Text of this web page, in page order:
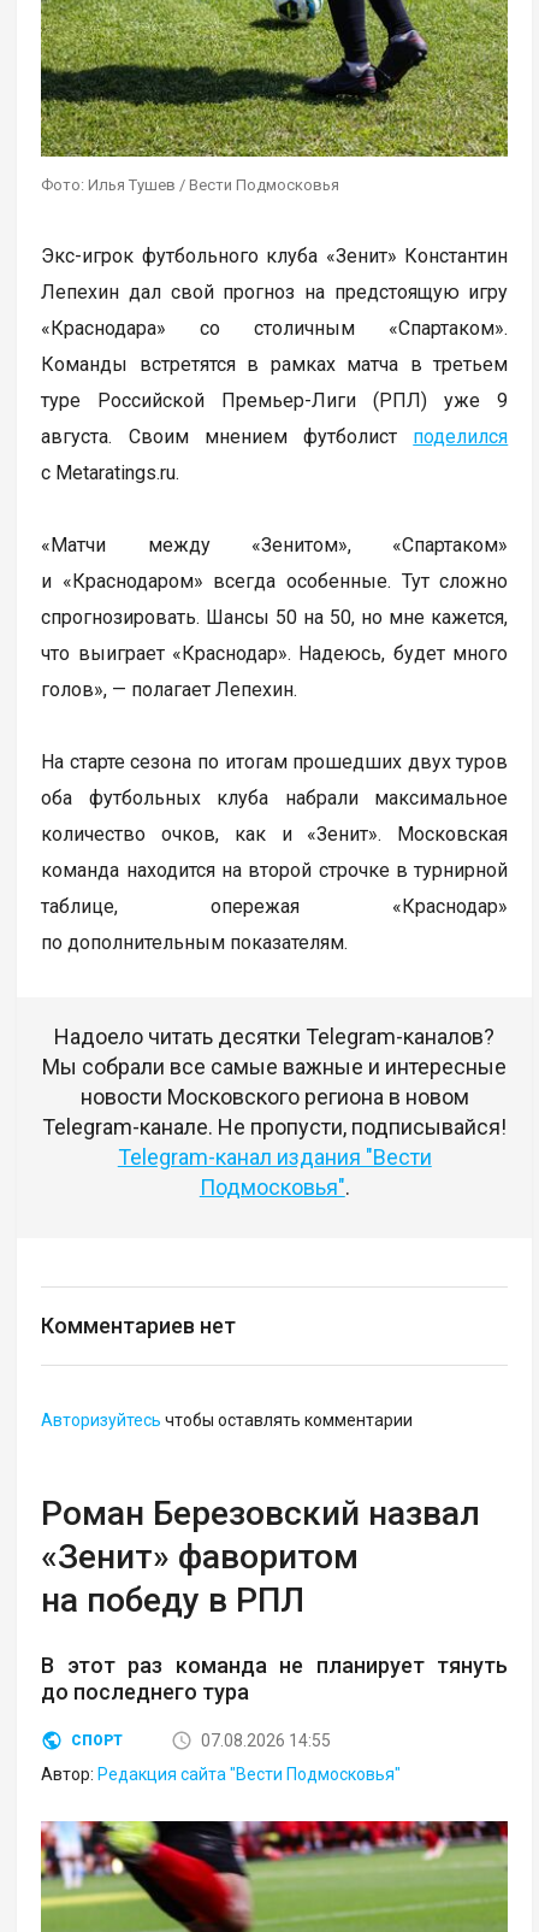
Фото: Илья Тушев / Вести Подмосковья
Экс-игрок футбольного клуба «Зенит» Константин
Лепехин дал свой прогноз на предстоящую игру
«Краснодара» со столичным «Спартаком».
Команды встретятся в рамках матча в третьем
туре Российской Премьер-Лиги (РПЛ) уже 9
августа. Своим мнением футболист поделился
с Metaratings.ru.
«Матчи между «Зенитом», «Спартаком»
и «Краснодаром» всегда особенные. Тут сложно
спрогнозировать. Шансы 50 на 50, но мне кажется,
что выиграет «Краснодар». Надеюсь, будет много
голов», — полагает Лепехин.
На старте сезона по итогам прошедших двух туров
оба футбольных клуба набрали максимальное
количество очков, как и «Зенит». Московская
команда находится на второй строчке в турнирной
таблице, опережая «Краснодар»
по дополнительным показателям.
Надоело читать десятки Telegram-каналов?
Мы собрали все самые важные и интересные
новости Московского региона в новом
Telegram-канале. Не пропусти, подписывайся!
Telegram-канал издания "Вести
Подмосковья".
Комментариев нет
Авторизуйтесь чтобы оставлять комментарии
Роман Березовский назвал
«Зенит» фаворитом
на победу в РПЛ
В этот раз команда не планирует тянуть
до последнего тура
СПОРТ
07.08.2026 14:55
Автор: Редакция сайта "Вести Подмосковья"